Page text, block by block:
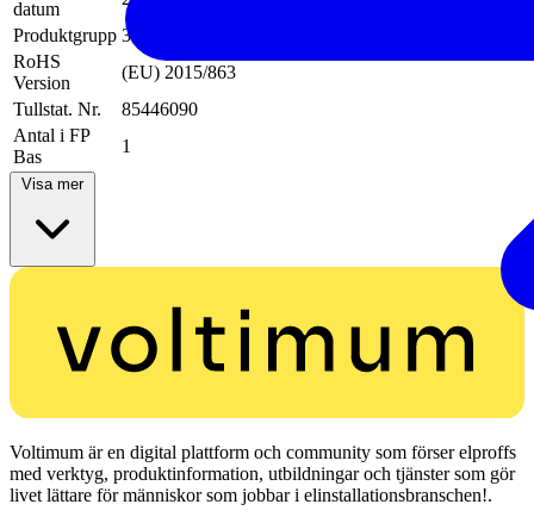
datum
Produktgrupp 340
RoHS
Version
(EU) 2015/863
Tullstat. Nr.
85446090
Antal i FP
Bas
1
Visa mer
Voltimum är en digital plattform och community som förser elproffs
med verktyg, produktinformation, utbildningar och tjänster som gör
livet lättare för människor som jobbar i elinstallationsbranschen!.